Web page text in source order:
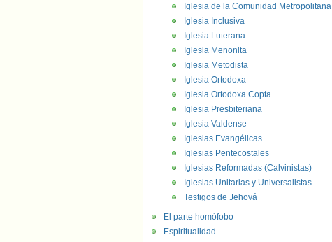
Iglesia de la Comunidad Metropolitana
Iglesia Inclusiva
Iglesia Luterana
Iglesia Menonita
Iglesia Metodista
Iglesia Ortodoxa
Iglesia Ortodoxa Copta
Iglesia Presbiteriana
Iglesia Valdense
Iglesias Evangélicas
Iglesias Pentecostales
Iglesias Reformadas (Calvinistas)
Iglesias Unitarias y Universalistas
Testigos de Jehová
El parte homófobo
Espiritualidad